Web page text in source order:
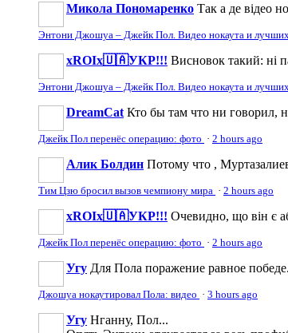
Микола Пономаренко Так а де відео
Энтони Джошуа – Джейк Пол. Видео нокаута и
xROIx🇺🇦УКР!!! Висновок такий: ні
Энтони Джошуа – Джейк Пол. Видео нокаута и
DreamCat Кто бы там что ни говорил,
Джейк Пол перенёс операцию: фото · 2 hours ago
Алик Болдин Потому что ,
Тим Цзю бросил вызов чемпиону мира · 2 hours ago
xROIx🇺🇦УКР!!! Очевидно, що він є
Джейк Пол перенёс операцию: фото · 2 hours ago
Угу Для Пола поражение равное
Джошуа нокаутировал Пола: видео · 3 hours ago
Угу Нганну, Пол...